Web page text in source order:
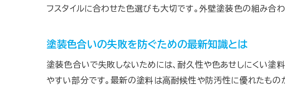
人気
外
おし
フスタイルに合わせた色選びも大切です。外壁塗装色の組み合
塗装色合いの失敗を防ぐための最新知識とは
塗装色合いで失敗しないためには、耐久性や色あせしにくい
やすい部分です。最新の塗料は高耐候性や防汚性に優れたもの